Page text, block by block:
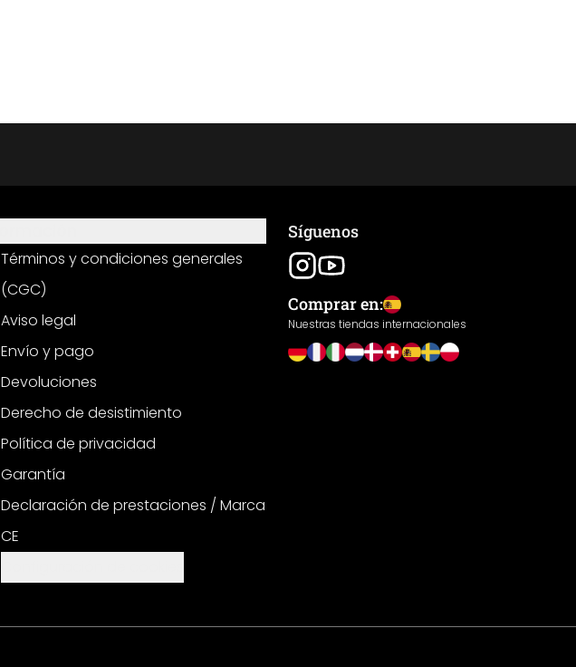
Términos y condiciones generales
(CGC)
Aviso legal
Envío y pago
Devoluciones
Derecho de desistimiento
Política de privacidad
Garantía
Declaración de prestaciones / Marca
CE
Síguenos
Comprar en:
Nuestras tiendas internacionales